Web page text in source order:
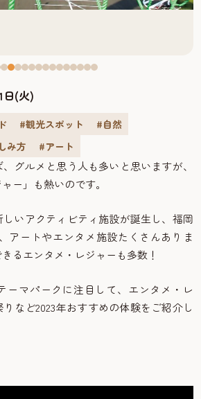
日(火)
#観光スポット
#自然
み方 #アート
グルメと思う人も多いと思いますが、
ー」も熱いのです。
いアクティビティ施設が誕生し、福岡
アートやエンタメ施設たくさんありま
るエンタメ・レジャーも多数！
ーマパークに注目して、エンタメ・レ
など2023年おすすめの体験をご紹介し